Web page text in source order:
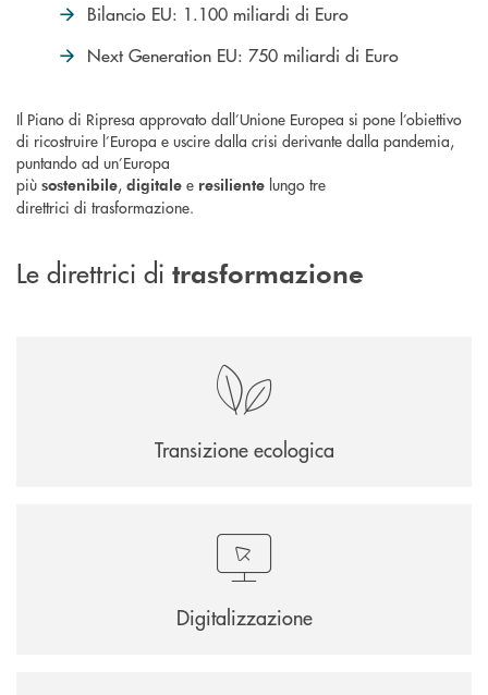
Bilancio EU: 1.100 miliardi di Euro
Next Generation EU: 750 miliardi di Euro
Il Piano di Ripresa approvato dall’Unione Europea si pone l’obiettivo
di ricostruire l’Europa e uscire dalla crisi derivante dalla pandemia,
puntando ad un’Europa
più sostenibile, digitale e resiliente lungo tre
direttrici di trasformazione.
Le direttrici di trasformazione
Transizione ecologica
Digitalizzazione